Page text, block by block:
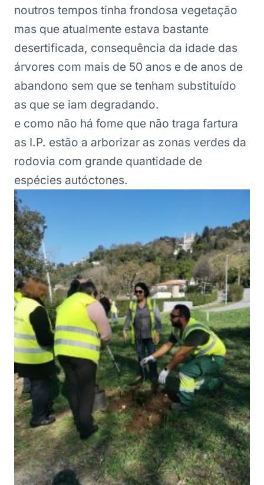
noutros tempos tinha frondosa vegetação
mas que atualmente estava bastante
desertificada, consequência da idade das
árvores com mais de 50 anos e de anos de
abandono sem que se tenham substituído
as que se iam degradando.
e como não há fome que não traga fartura
as I.P. estão a arborizar as zonas verdes da
rodovia com grande quantidade de
espécies autóctones.